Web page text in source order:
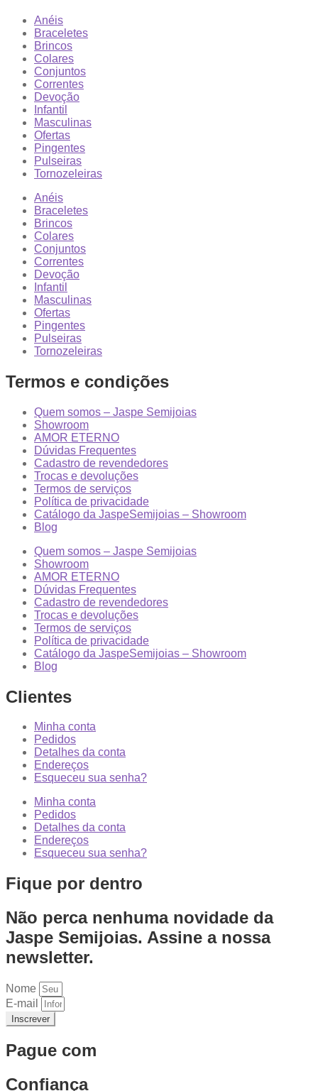
Anéis
Braceletes
Brincos
Colares
Conjuntos
Correntes
Devoção
Infantil
Masculinas
Ofertas
Pingentes
Pulseiras
Tornozeleiras
Anéis
Braceletes
Brincos
Colares
Conjuntos
Correntes
Devoção
Infantil
Masculinas
Ofertas
Pingentes
Pulseiras
Tornozeleiras
Termos e condições
Quem somos – Jaspe Semijoias
Showroom
AMOR ETERNO
Dúvidas Frequentes
Cadastro de revendedores
Trocas e devoluções
Termos de serviços
Política de privacidade
Catálogo da JaspeSemijoias – Showroom
Blog
Quem somos – Jaspe Semijoias
Showroom
AMOR ETERNO
Dúvidas Frequentes
Cadastro de revendedores
Trocas e devoluções
Termos de serviços
Política de privacidade
Catálogo da JaspeSemijoias – Showroom
Blog
Clientes
Minha conta
Pedidos
Detalhes da conta
Endereços
Esqueceu sua senha?
Minha conta
Pedidos
Detalhes da conta
Endereços
Esqueceu sua senha?
Fique por dentro
Não perca nenhuma novidade da
Jaspe Semijoias. Assine a nossa
newsletter.
Nome
E-mail
Inscrever
Pague com
Confiança